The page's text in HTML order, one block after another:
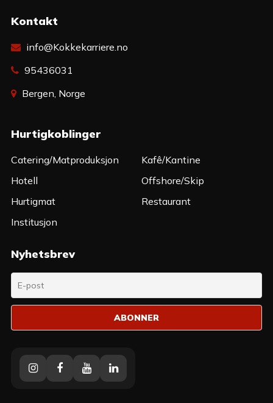
Kontakt
info@Kokkekarriere.no
95436031
Bergen, Norge
Hurtigkoblinger
Catering/Matproduksjon
Hotell
Hurtigmat
Institusjon
Kafê/Kantine
Offshore/Skip
Restaurant
Nyhetsbrev
InstagramFacebookYoutubeLinkedin